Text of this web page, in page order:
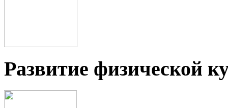
Развитие физической